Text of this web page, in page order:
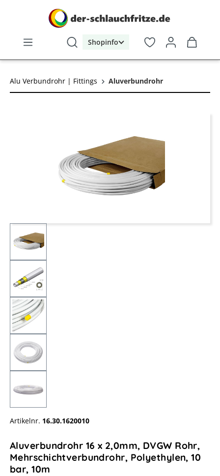
Shopinfo
Alu Verbundrohr | Fittings Aluverbundrohr
Artikelnr. 16.30.1620010
Aluverbundrohr 16 x 2,0mm, DVGW Rohr,
Mehrschichtverbundrohr, Polyethylen, 10
bar, 10m